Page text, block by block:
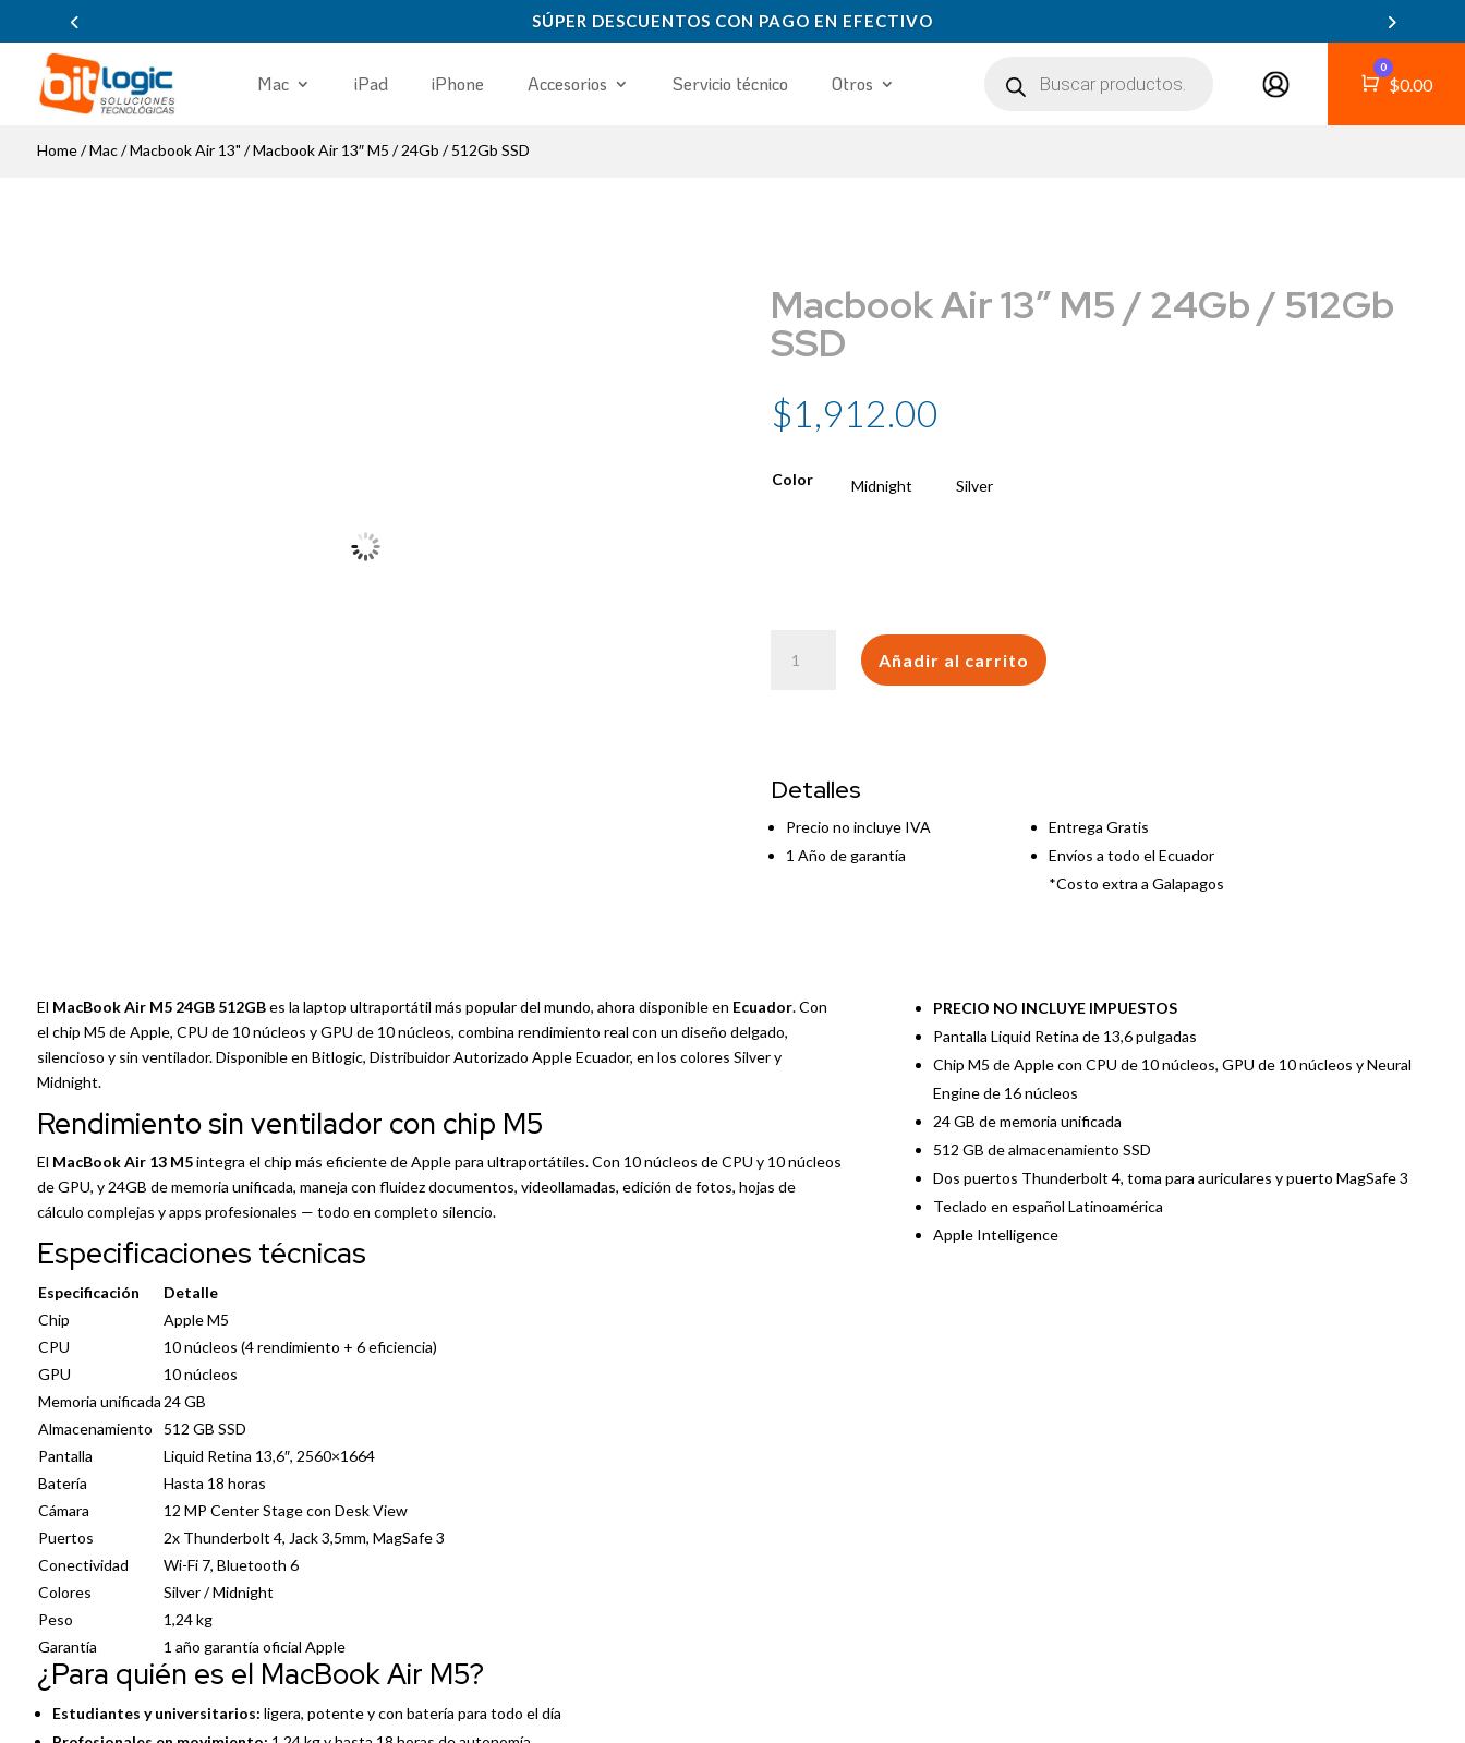
SÚPER DESCUENTOS CON PAGO EN EFECTIVO
Mac iPad iPhone Accesorios Servicio técnico Otros
productos
Carro
0
$0.00
Home/Mac/Macbook Air 13" / Macbook Air 13″ M5 / 24Gb / 512Gb SSD
Macbook Air 13″ M5 / 24Gb / 512Gb
SSD
$1,912.00
Color Midnight Silver
/
cantidad
Añadir al carrito
Detalles
Precio no incluye IVA
1 Año de garantía
Entrega Gratis
Envíos a todo el Ecuador
*Costo extra a Galapagos
El MacBook Air M5 24GB 512GBes la laptop ultraportátil más popular del mundo, ahora disponible en Ecuador. Con
el chip M5 de Apple, CPU de 10 núcleos y GPU de 10 núcleos, combina rendimiento real con un diseño delgado,
silencioso y sin ventilador. Disponible en Bitlogic, Distribuidor Autorizado Apple Ecuador, en los colores Silver y
Midnight.
Rendimiento sin ventilador con chip M5
El MacBook Air 13 M5integra el chip más eficiente deApplepara ultraportátiles. Con 10 núcleos de CPU y 10 núcleos
de GPU, y 24GB de memoria unificada, maneja con fluidez documentos, videollamadas, edición de fotos, hojas de
cálculo complejas y apps profesionales — todo en completo silencio.
Especificaciones técnicas
Especificación
Detalle
Chip
Apple M5
CPU
10 núcleos (4 rendimiento + 6 eficiencia)
GPU
10 núcleos
Memoria unificada 24 GB
Almacenamiento
512 GB SSD
Pantalla
Liquid Retina 13,6″, 2560×1664
Batería
Hasta 18 horas
Cámara
12 MP Center Stage con Desk View
Puertos
2x Thunderbolt 4, Jack 3,5mm, MagSafe 3
Conectividad
Wi-Fi 7, Bluetooth 6
Colores
Silver / Midnight
Peso
1,24 kg
Garantía
1 año garantía oficial Apple
¿Para quién es el MacBook Air M5?
Estudiantes y universitarios: ligera, potente y con batería para todo el día
PRECIO NO INCLUYE IMPUESTOS
Pantalla Liquid Retina de 13,6 pulgadas
Chip M5 de Apple con CPU de 10 núcleos, GPU de 10 núcleos y Neural
Engine de 16 núcleos
24 GB de memoria unificada
512 GB de almacenamiento SSD
Dos puertos Thunderbolt 4, toma para auriculares y puerto MagSafe 3
Teclado en español Latinoamérica
Apple Intelligence